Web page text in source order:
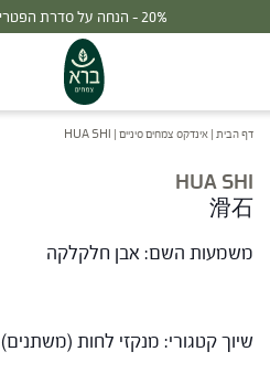
20% - הנחה על סדרת הפטריות ברכישת 2 מוצרים
דף הבית | אינדקס צמחים סיניים |
HUA SHI
HUA SHI
滑石
משמעות השם: אבן חלקלקה
שיוך קטגורי: מנקזי לחות (משתנים)